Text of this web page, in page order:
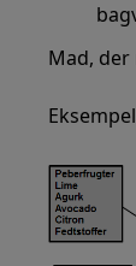
Mad,